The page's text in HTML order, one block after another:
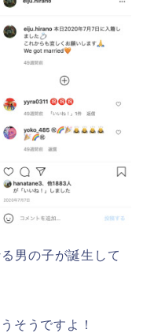
男の子が誕生して
そうですよ！